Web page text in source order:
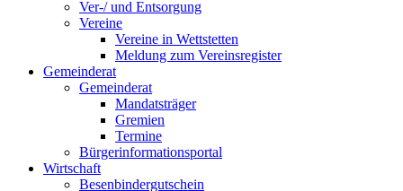
Ver-/ und Entsorgung
Vereine
Vereine in Wettstetten
Meldung zum Vereinsregister
Gemeinderat
Gemeinderat
Mandatsträger
Gremien
Termine
Bürgerinformationsportal
Wirtschaft
Besenbindergutschein